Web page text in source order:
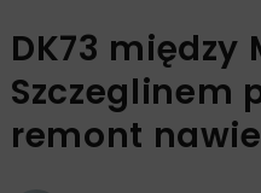
DK73 między
Szczeglinem
remont